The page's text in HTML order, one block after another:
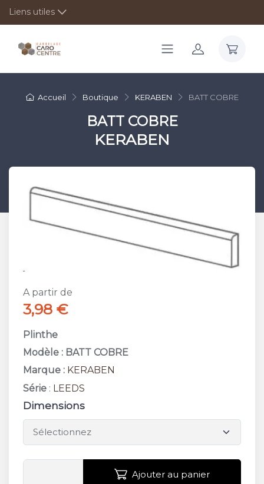
Liens utiles
Accueil Boutique KERABEN BATT COBRE
BATT COBRE
KERABEN
A partir de
3,98 €
Plinthe
Modèle : BATT COBRE
Marque : KERABEN
Série : LEEDS
Dimensions
Ajouter au panier